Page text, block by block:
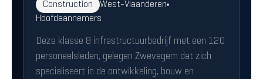
Construction
West-Vlaanderen
Hoofdaannemers
Deze klasse 8 infrastructuurbedrijf met een 120
personeelsleden, gelegen Zwevegem dat zich
specialiseert in de ontwikkeling, bouw en